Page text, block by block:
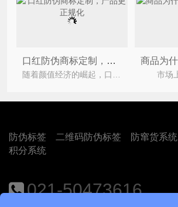
口红防伪商标定制，产品更正规化
防伪标签 二维码防伪标签 防窜货系统
积分系统
021-50473616